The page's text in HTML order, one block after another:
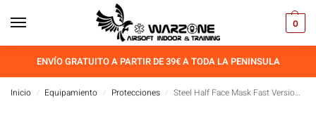
0
ENVÍO GRATUITO A PARTIR DE 39€ A TODA LA PENINSULA
Inicio / Equipamiento / Protecciones / Steel Half Face Mask Fast Version – Máscara de Media Cara de Acero para Airsoft